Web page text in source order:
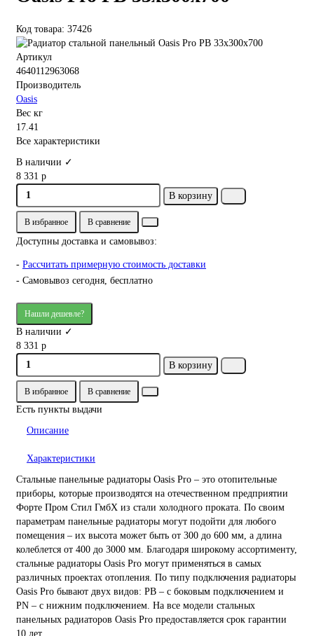
Код товара: 37426
Артикул
4640112963068
Производитель
Oasis
Вес кг
17.41
Все характеристики
В наличии ✓
8 331 р
В корзину
В избранное В сравнение
Доступны доставка и самовывоз:
- Рассчитать примерную стоимость доставки
- Самовывоз сегодня, бесплатно
Нашли дешевле?
В наличии ✓
8 331 р
В корзину
В избранное В сравнение
Есть пункты выдачи
Описание
Характеристики
Стальные панельные радиаторы Oasis Pro – это отопительные
приборы, которые производятся на отечественном предприятии
Форте Пром Стил ГмбХ из стали холодного проката. По своим
параметрам панельные радиаторы могут подойти для любого
помещения – их высота может быть от 300 до 600 мм, а длина
колеблется от 400 до 3000 мм. Благодаря широкому ассортименту,
стальные радиаторы Oasis Pro могут применяться в самых
различных проектах отопления. По типу подключения радиаторы
Oasis Pro бывают двух видов: PB – с боковым подключением и
PN – с нижним подключением. На все модели стальных
панельных радиаторов Oasis Pro предоставляется срок гарантии
10 лет.